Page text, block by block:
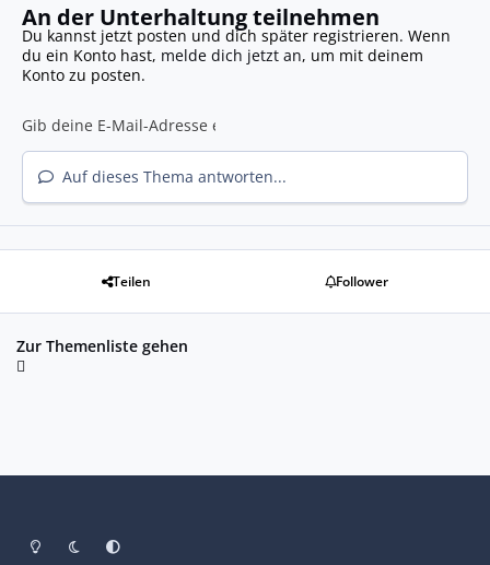
An der Unterhaltung teilnehmen
Du kannst jetzt posten und dich später registrieren. Wenn
du ein Konto hast, melde dich jetzt an, um mit deinem
Konto zu posten.
Auf dieses Thema antworten...
Teilen Follower
Zur Themenliste gehen
Heller ModusDunkler Modus
Systemeinstellung